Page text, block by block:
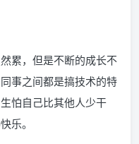
累，但是不断的成长不
事之间都是搞技术的特
怕自己比其他人少干
乐。